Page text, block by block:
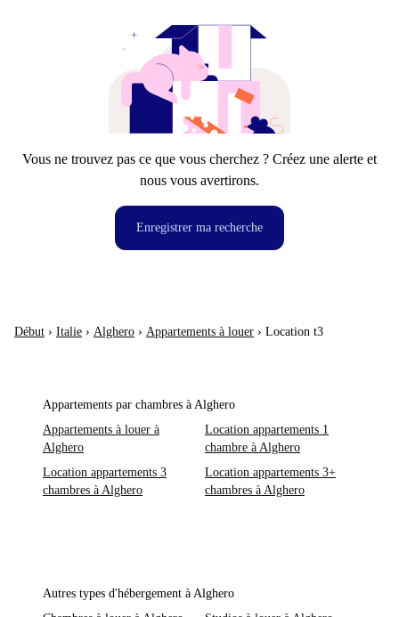
Vous ne trouvez pas ce que vous cherchez ? Créez une alerte et
nous vous avertirons.
Enregistrer ma recherche
Début › Italie › Alghero › Appartements à louer › Location t3
Appartements par chambres à Alghero
Appartements à louer à
Alghero
Location appartements 1
chambre à Alghero
Location appartements 3
chambres à Alghero
Location appartements 3+
chambres à Alghero
Autres types d'hébergement à Alghero